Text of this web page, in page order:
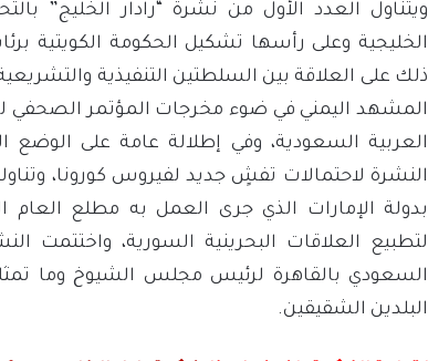
ويتناول العدد الأول من نشرة “رادار الخليج”
الخليجية وعلى رأسها تشكيل الحكومة الكويتية
ذلك على العلاقة بين السلطتين التنفيذية
المشهد اليمني في ضوء مخرجات المؤتمر الصحفي
العربية السعودية، وفي إطلالة عامة على الوضع
النشرة لاحتمالات تفشٍ جديد لفيروس كورونا،
بدولة الإمارات الذي جرى العمل به مطلع العام
لتطبيع العلاقات البحرينية السورية، واختتمت
السعودي بالقاهرة لرئيس مجلس الشيوخ وما
البلدين الشقيقين.